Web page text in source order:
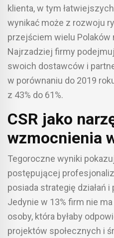
klienta, w tym
wynikać może z rozwoju
przejściem wielu Polaków
Najrzadziej firmy
swoich dostawców i
w porównaniu do 2019
z 43% do 61%.
CSR jako
wzmocnienia
Tegoroczne wyniki
postępującej
posiada strategię działań
Jedynie w 13% firm nie
osoby, która byłaby
projektów społecznych i